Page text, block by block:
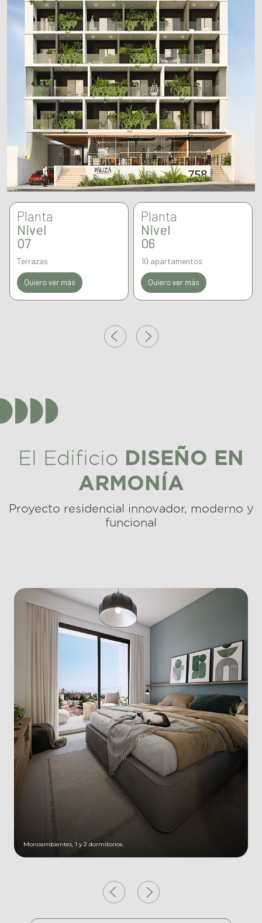
Planta
Nivel
07
Terrazas
Quiero ver más
Planta
Nivel
06
10 apartamentos
Quiero ver más
El Edificio DISEÑO EN
ARMONÍA
Proyecto residencial innovador, moderno y
funcional
Monoambientes, 1 y 2 dormitorios.